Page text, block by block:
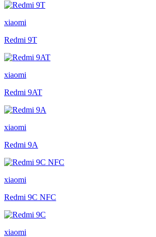
xiaomi
Redmi 9T
xiaomi
Redmi 9AT
xiaomi
Redmi 9A
xiaomi
Redmi 9C NFC
xiaomi